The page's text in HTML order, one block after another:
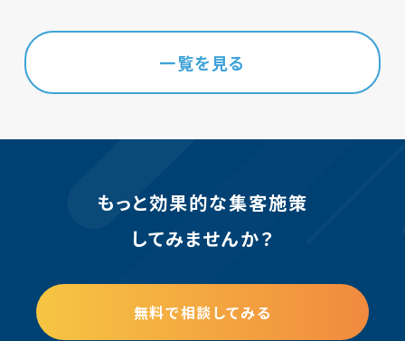
一覧を見る
もっと効果的な集客施策
してみませんか？
無料で相談してみる